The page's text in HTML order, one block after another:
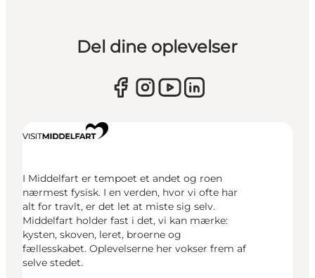
Del dine oplevelser
I Middelfart er tempoet et andet og roen
nærmest fysisk. I en verden, hvor vi ofte har
alt for travlt, er det let at miste sig selv.
Middelfart holder fast i det, vi kan mærke:
kysten, skoven, leret, broerne og
fællesskabet. Oplevelserne her vokser frem af
selve stedet.